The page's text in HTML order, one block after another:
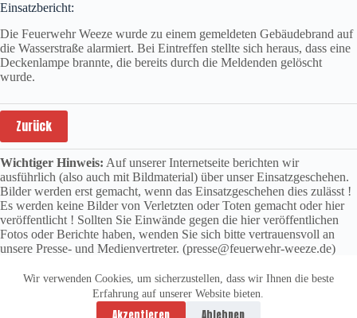
Wir verwenden Cookies, um sicherzustellen, dass wir Ihnen die beste
Erfahrung auf unserer Website bieten.
Einsatzbericht:
Die Feuerwehr Weeze wurde zu einem gemeldeten Gebäudebrand auf
die Wasserstraße alarmiert. Bei Eintreffen stellte sich heraus, dass eine
Deckenlampe brannte, die bereits durch die Meldenden gelöscht
wurde.
Zurück
Wichtiger Hinweis: Auf unserer Internetseite berichten wir
ausführlich (also auch mit Bildmaterial) über unser Einsatzgeschehen.
Bilder werden erst gemacht, wenn das Einsatzgeschehen dies zulässt !
Es werden keine Bilder von Verletzten oder Toten gemacht oder hier
veröffentlicht ! Sollten Sie Einwände gegen die hier veröffentlichen
Fotos oder Berichte haben, wenden Sie sich bitte vertrauensvoll an
unsere Presse- und Medienvertreter. (presse@feuerwehr-weeze.de)
Datenschutzerklärung
Impressum